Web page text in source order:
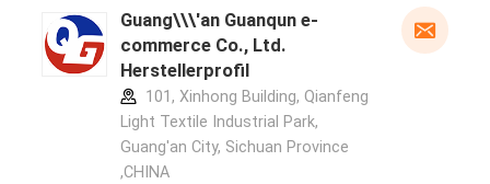
Guang\\\'an Guanqun e-
commerce Co., Ltd.
Herstellerprofil
101, Xinhong Building, Qianfeng
Light Textile Industrial Park,
Guang'an City, Sichuan Province
,CHINA